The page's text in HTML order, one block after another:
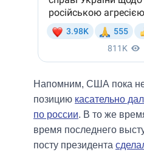
Напомним, США пока
позицию касательно
по россии. В то же
время последнего
посту президента